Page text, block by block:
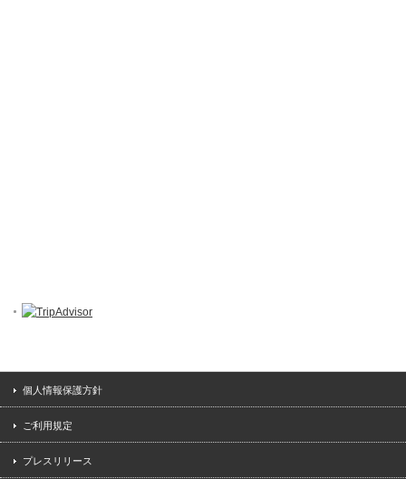
個人情報保護方針
ご利用規定
プレスリリース